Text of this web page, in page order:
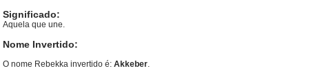
Significado:
Aquela que une.
Nome Invertido:
O nome Rebekka invertido é:Akkeber.